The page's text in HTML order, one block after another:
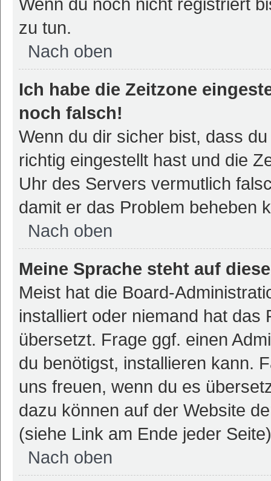
zu tun.
Nach oben
Ich habe die Zeitzone
noch falsch!
Wenn du dir sicher bist, dass
richtig eingestellt hast und die
Uhr des Servers vermutlich
damit er das Problem beheben
Nach oben
Meine Sprache steht auf
Meist hat die Board-
installiert oder niemand hat das
übersetzt. Frage ggf. einen
du benötigst, installieren kann.
uns freuen, wenn du es
dazu können auf der Website
(siehe Link am Ende jeder
Nach oben